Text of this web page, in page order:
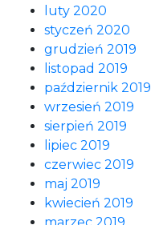
luty 2020
styczeń 2020
grudzień 2019
listopad 2019
październik 2019
wrzesień 2019
sierpień 2019
lipiec 2019
czerwiec 2019
maj 2019
kwiecień 2019